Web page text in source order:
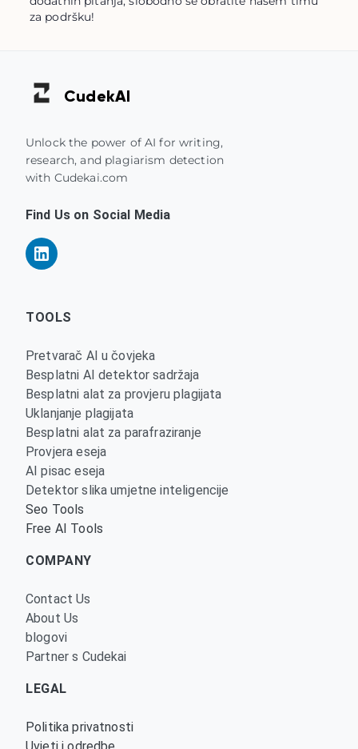
za podršku!
CudekAI
Unlock the power of AI for writing,
research, and plagiarism detection
with Cudekai.com
Find Us on Social Media
TOOLS
Pretvarač AI u čovjeka
Besplatni AI detektor sadržaja
Besplatni alat za provjeru plagijata
Uklanjanje plagijata
Besplatni alat za parafraziranje
Provjera eseja
AI pisac eseja
Detektor slika umjetne inteligencije
Seo Tools
Free AI Tools
COMPANY
Contact Us
About Us
blogovi
Partner s Cudekai
LEGAL
Politika privatnosti